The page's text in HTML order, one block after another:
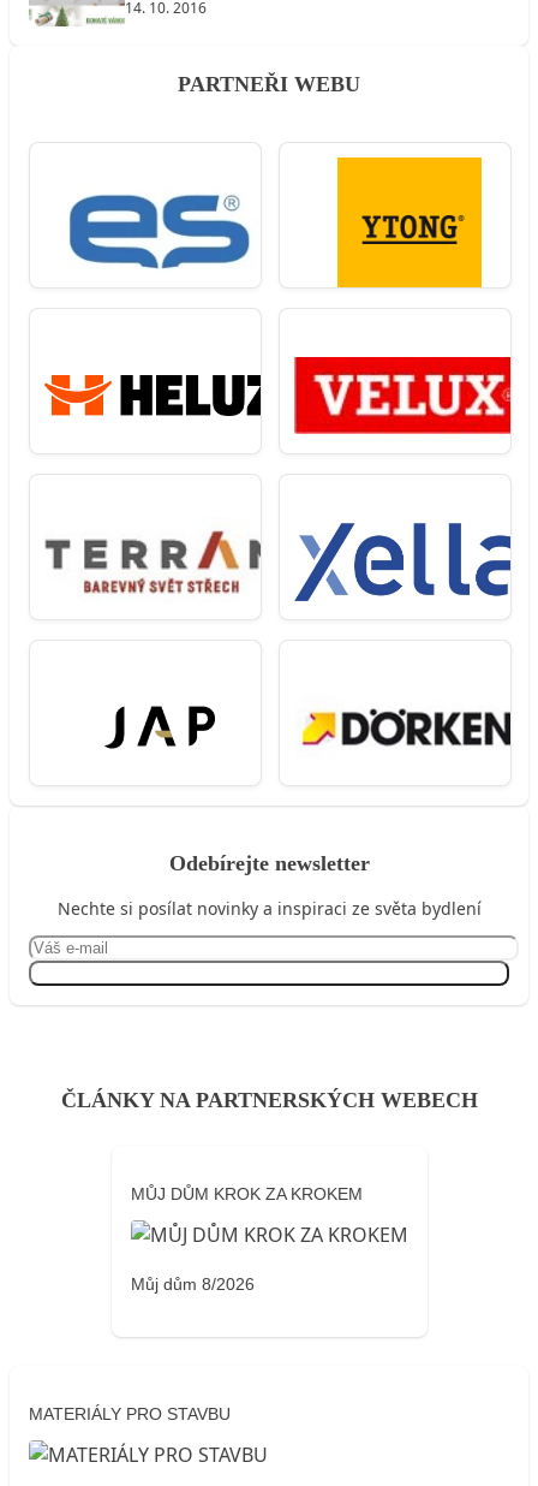
14. 10. 2016
PARTNEŘI WEBU
Odebírejte newsletter
Nechte si posílat novinky a inspiraci ze světa bydlení
ČLÁNKY NA PARTNERSKÝCH WEBECH
MŮJ DŮM KROK ZA KROKEM
Můj dům 8/2026
MATERIÁLY PRO STAVBU